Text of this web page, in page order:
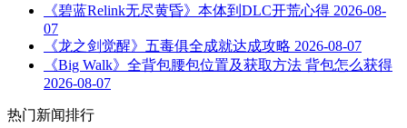
《碧蓝Relink无尽黄昏》本体到DLC开荒心得 2026-08-
07
《龙之剑觉醒》五毒俱全成就达成攻略 2026-08-07
《Big Walk》全背包腰包位置及获取方法 背包怎么获得
2026-08-07
热门新闻排行